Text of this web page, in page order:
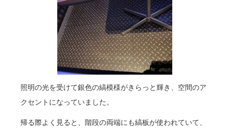
照明の光を受けて銀色の縞模様がきらっと輝き、空間のア
クセントになっていました。
帰る際よく見ると、階段の両端にも縞板が使われていて、